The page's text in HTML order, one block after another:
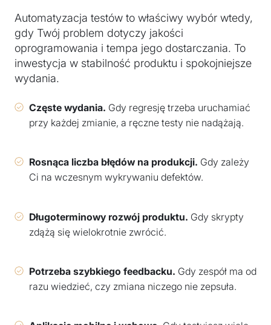
Automatyzacja testów to właściwy wybór wtedy,
gdy Twój problem dotyczy jakości
oprogramowania i tempa jego dostarczania. To
inwestycja w stabilność produktu i spokojniejsze
wydania.
Częste wydania. Gdy regresję trzeba uruchamiać
przy każdej zmianie, a ręczne testy nie nadążają.
Rosnąca liczba błędów na produkcji. Gdy zależy
Ci na wczesnym wykrywaniu defektów.
Długoterminowy rozwój produktu. Gdy skrypty
zdążą się wielokrotnie zwrócić.
Potrzeba szybkiego feedbacku. Gdy zespół ma od
razu wiedzieć, czy zmiana niczego nie zepsuła.